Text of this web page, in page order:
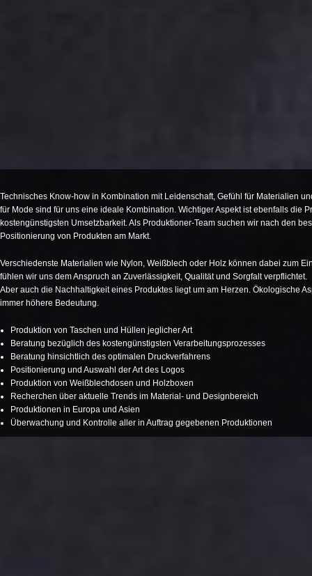
Technisches Know-how in Kombination mit Leidenschaft, Gefühl für Materialien
für Mode sind für uns eine ideale Kombination. Wichtiger Aspekt ist ebenfalls die
kostengünstigsten Umsetzbarkeit. Als Produktioner-Team suchen wir nach den
Positionierung von Produkten am Markt.
Verschiedenste Materialien wie Nylon, Weißblech oder Holz können dabei zum
fühlen wir uns dem Anspruch an Zuverlässigkeit, Qualität und Sorgfalt verpflichtet.
Aber auch die Nachhaltigkeit eines Produktes liegt um am Herzen. Ökologische
immer höhere Bedeutung.
Produktion von Taschen und Hüllen jeglicher Art
Beratung bezüglich des kostengünstigsten Verarbeitungsprozesses
Beratung hinsichtlich des optimalen Druckverfahrens
Positionierung und Auswahl der Art des Logos
Produktion von Weißblechdosen und Holzboxen
Recherchen über aktuelle Trends im Material- und Designbereich
Produktionen in Europa und Asien
Überwachung und Kontrolle aller in Auftrag gegebenen Produktionen